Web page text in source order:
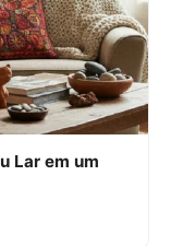
Lar em um